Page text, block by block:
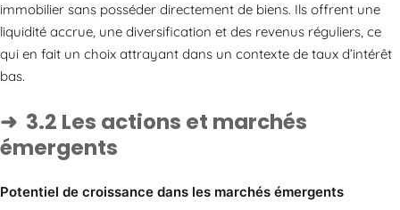
immobilier sans posséder directement de biens. Ils offrent une
liquidité accrue, une diversification et des revenus réguliers, ce
qui en fait un choix attrayant dans un contexte de taux d’intérêt
bas.
3.2 Les actions et marchés
émergents
Potentiel de croissance dans les marchés émergents